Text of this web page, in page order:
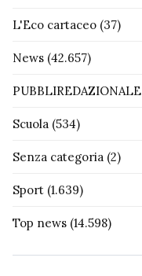
L'Eco cartaceo (37)
News (42.657)
PUBBLIREDAZIONALE
Scuola (534)
Senza categoria (2)
Sport (1.639)
Top news (14.598)